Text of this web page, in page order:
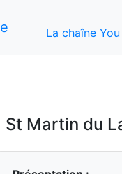
La chaîne
St Martin du